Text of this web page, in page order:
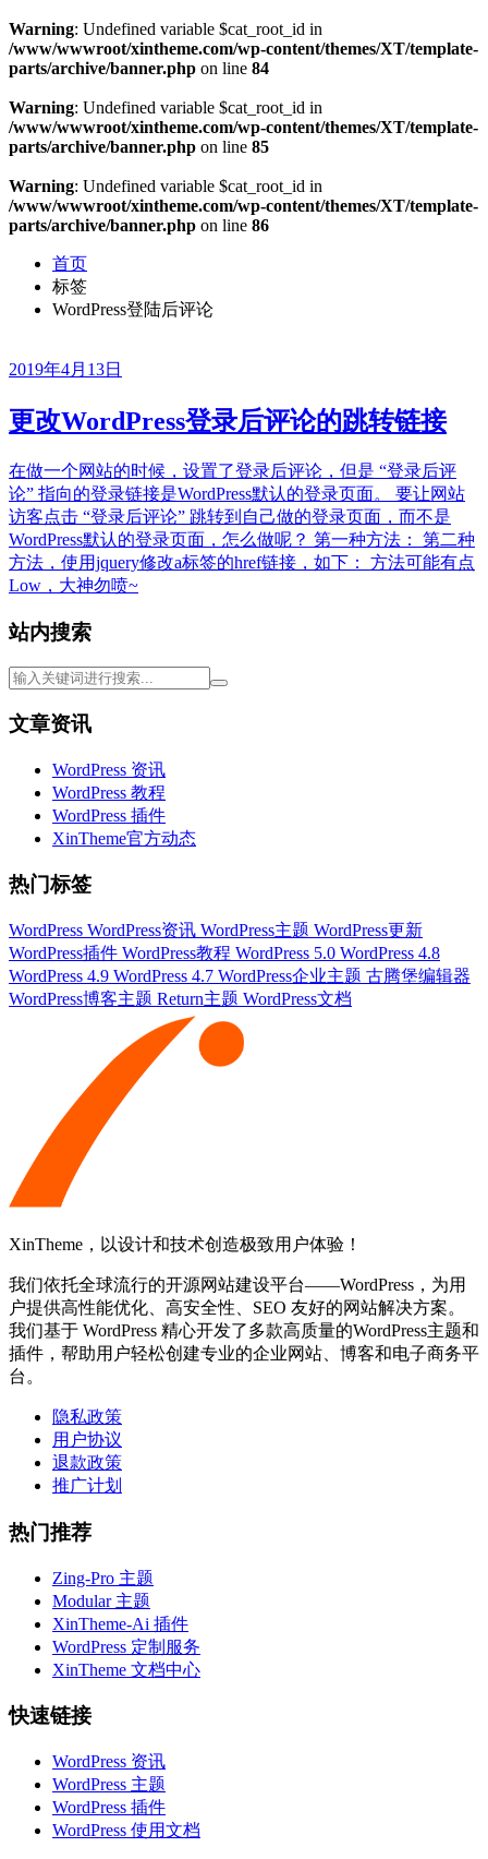
Warning: Undefined variable $cat_root_id in
/www/wwwroot/xintheme.com/wp-content/themes/XT/template-
parts/archive/banner.php on line 84
Warning: Undefined variable $cat_root_id in
/www/wwwroot/xintheme.com/wp-content/themes/XT/template-
parts/archive/banner.php on line 85
Warning: Undefined variable $cat_root_id in
/www/wwwroot/xintheme.com/wp-content/themes/XT/template-
parts/archive/banner.php on line 86
首页
标签
WordPress登陆后评论
2019年4月13日
更改WordPress登录后评论的跳转链接
在做一个网站的时候，设置了登录后评论，但是 “登录后评
论” 指向的登录链接是WordPress默认的登录页面。 要让网站
访客点击 “登录后评论” 跳转到自己做的登录页面，而不是
WordPress默认的登录页面，怎么做呢？ 第一种方法： 第二种
方法，使用jquery修改a标签的href链接，如下： 方法可能有点
Low，大神勿喷~
站内搜索
文章资讯
WordPress 资讯
WordPress 教程
WordPress 插件
XinTheme官方动态
热门标签
WordPress WordPress资讯 WordPress主题 WordPress更新
WordPress插件 WordPress教程 WordPress 5.0 WordPress 4.8
WordPress 4.9 WordPress 4.7 WordPress企业主题 古腾堡编辑器
WordPress博客主题 Return主题 WordPress文档
XinTheme，以设计和技术创造极致用户体验！
我们依托全球流行的开源网站建设平台——WordPress，为用
户提供高性能优化、高安全性、SEO 友好的网站解决方案。
我们基于 WordPress 精心开发了多款高质量的WordPress主题和
插件，帮助用户轻松创建专业的企业网站、博客和电子商务平
台。
隐私政策
用户协议
退款政策
推广计划
热门推荐
Zing-Pro 主题
Modular 主题
XinTheme-Ai 插件
WordPress 定制服务
XinTheme 文档中心
快速链接
WordPress 资讯
WordPress 主题
WordPress 插件
WordPress 使用文档